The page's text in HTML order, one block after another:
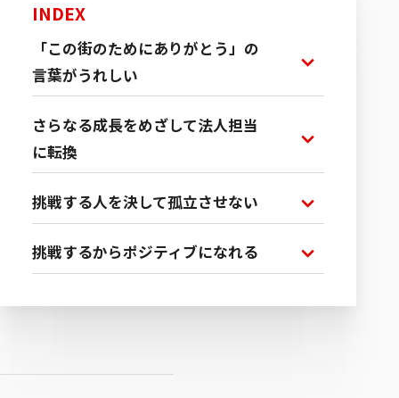
INDEX
「この街のためにありがとう」の
言葉がうれしい
さらなる成長をめざして法人担当
に転換
挑戦する人を決して孤立させない
挑戦するからポジティブになれる